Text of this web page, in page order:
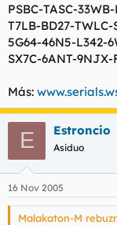
PSBC-TASC-
T7LB-BD27-TWLC-
5G64-46N5-L342-
SX7C-6ANT-9NJX-
Más:
E Estroncio
Asiduo
16 Nov 2005
Malakaton-M